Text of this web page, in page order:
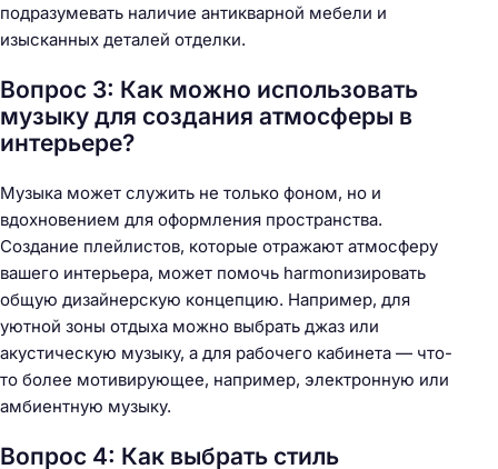
подразумевать наличие антикварной мебели и
изысканных деталей отделки.
Вопрос 3: Как можно использовать
музыку для создания атмосферы в
интерьере?
Музыка может служить не только фоном, но и
вдохновением для оформления пространства.
Создание плейлистов, которые отражают атмосферу
вашего интерьера, может помочь harmonизировать
общую дизайнерскую концепцию. Например, для
уютной зоны отдыха можно выбрать джаз или
акустическую музыку, а для рабочего кабинета — что-
то более мотивирующее, например, электронную или
амбиентную музыку.
Вопрос 4: Как выбрать стиль